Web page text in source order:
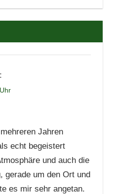
Jahren
echt begeistert
und auch die
gerade um den Ort und
es mir sehr angetan.